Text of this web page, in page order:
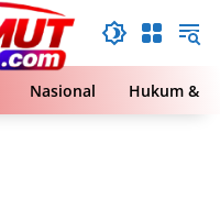
Nasional Hukum &